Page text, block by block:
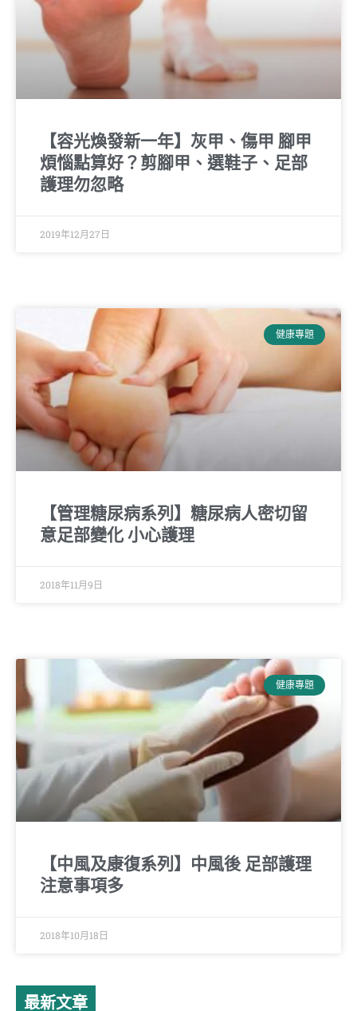
【容光煥發新一年】灰甲、傷甲 腳甲
煩惱點算好？剪腳甲、選鞋子、足部
護理勿忽略
2019年12月27日
健康專題
【管理糖尿病系列】糖尿病人密切留
意足部變化 小心護理
2018年11月9日
健康專題
【中風及康復系列】中風後 足部護理
注意事項多
2018年10月18日
最新文章